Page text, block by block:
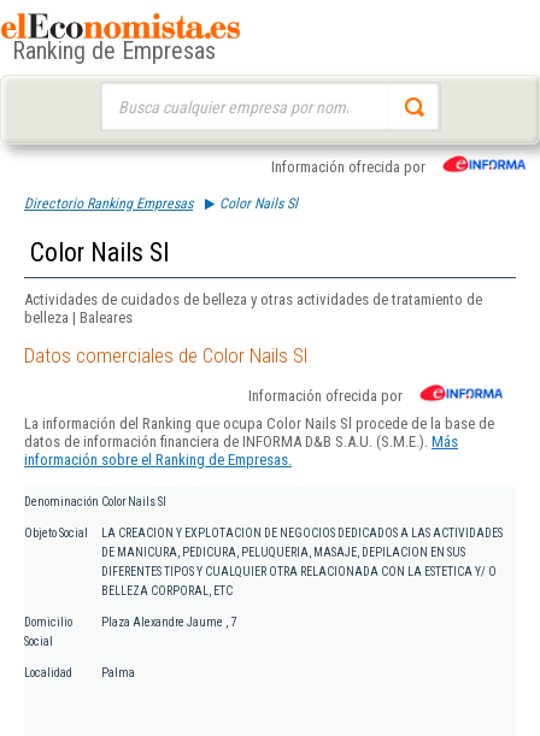
Ranking de Empresas
Información ofrecida por
Directorio Ranking Empresas Color Nails Sl
Color Nails Sl
Actividades de cuidados de belleza y otras actividades de tratamiento de
belleza | Baleares
Datos comerciales de Color Nails Sl
Información ofrecida por
La información del Ranking que ocupa Color Nails Sl procede de la base de
datos de información financiera de INFORMA D&B S.A.U. (S.M.E.). Más
información sobre el Ranking de Empresas.
Denominación Color Nails Sl
Objeto Social
LA CREACION Y EXPLOTACION DE NEGOCIOS DEDICADOS A LAS ACTIVIDADES
DE MANICURA, PEDICURA, PELUQUERIA, MASAJE, DEPILACION EN SUS
DIFERENTES TIPOS Y CUALQUIER OTRA RELACIONADA CON LA ESTETICA Y/ O
BELLEZA CORPORAL, ETC
Domicilio
Social
Plaza Alexandre Jaume , 7
Localidad Palma